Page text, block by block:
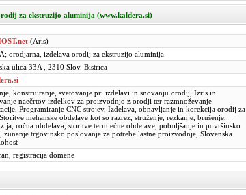
za ekstruzijo aluminija (www.kaldera.si)
(Aris)
orodjarna, izdelava orodij za ekstruzijo aluminija
ulica 33A , 2310 Slov. Bistrica
konstruiranje, svetovanje pri izdelavi in snovanju orodij, Izris in
naečrtov izdelkov za proizvodnjo z orodji ter razmnoževanje
Programiranje CNC strojev, Izdelava, obnavljanje in korekcija orodij za
mehanske obdelave kot so razrez, struženje, rezkanje, brušenje,
ročna obdelava, storitve termiečne obdelave, poboljšanje in površinsko
zunanje trgovinsko poslovanje za potrebe lastne proizvodnje, Slovenska
registracija domene